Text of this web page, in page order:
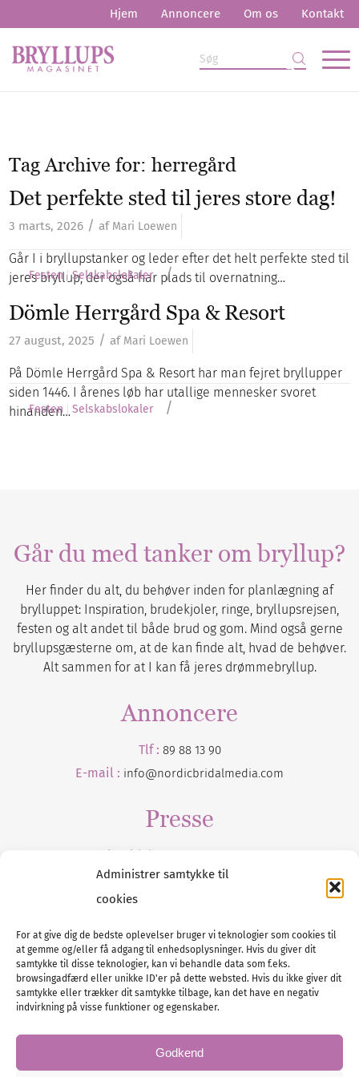
Administrer samtykke til
cookies
For at give dig de bedste oplevelser bruger vi teknologier som cookies til
at gemme og/eller få adgang til enhedsoplysninger. Hvis du giver dit
samtykke til disse teknologier, kan vi behandle data som f.eks.
browsingadfærd eller unikke ID'er på dette websted. Hvis du ikke giver dit
samtykke eller trækker dit samtykke tilbage, kan det have en negativ
indvirkning på visse funktioner og egenskaber.
Godkend
Hjem Annoncere Om os Kontakt
Tag Archive for:herregård
Det perfekte sted til jeres store dag!
3 marts, 2026 / af Mari Loewen
Går I i bryllupstanker og leder efter det helt perfekte sted til
jeres bryllup, der også har plads til overnatning…
Festen Selskabslokaler /
Dömle Herrgård Spa & Resort
27 august, 2025 / af Mari Loewen
På Dömle Herrgård Spa & Resort har man fejret bryllupper
siden 1446. I årenes løb har utallige mennesker svoret
hinanden…
Festen Selskabslokaler /
Går du med tanker om bryllup?
Her finder du alt, du behøver inden for planlægning af
brylluppet: Inspiration, brudekjoler, ringe, bryllupsrejsen,
festen og alt andet til både brud og gom. Mind også gerne
bryllupsgæsterne om, at de kan finde alt, hvad de behøver.
Alt sammen for at I kan få jeres drømmebryllup.
Annoncere
Tlf : 89 88 13 90
E-mail : info@nordicbridalmedia.com
Presse
Tilmeld dig vores
Tel :89 88 13 90
E-post:info@nordicbridalmedia.com
Nordic Bridal Media